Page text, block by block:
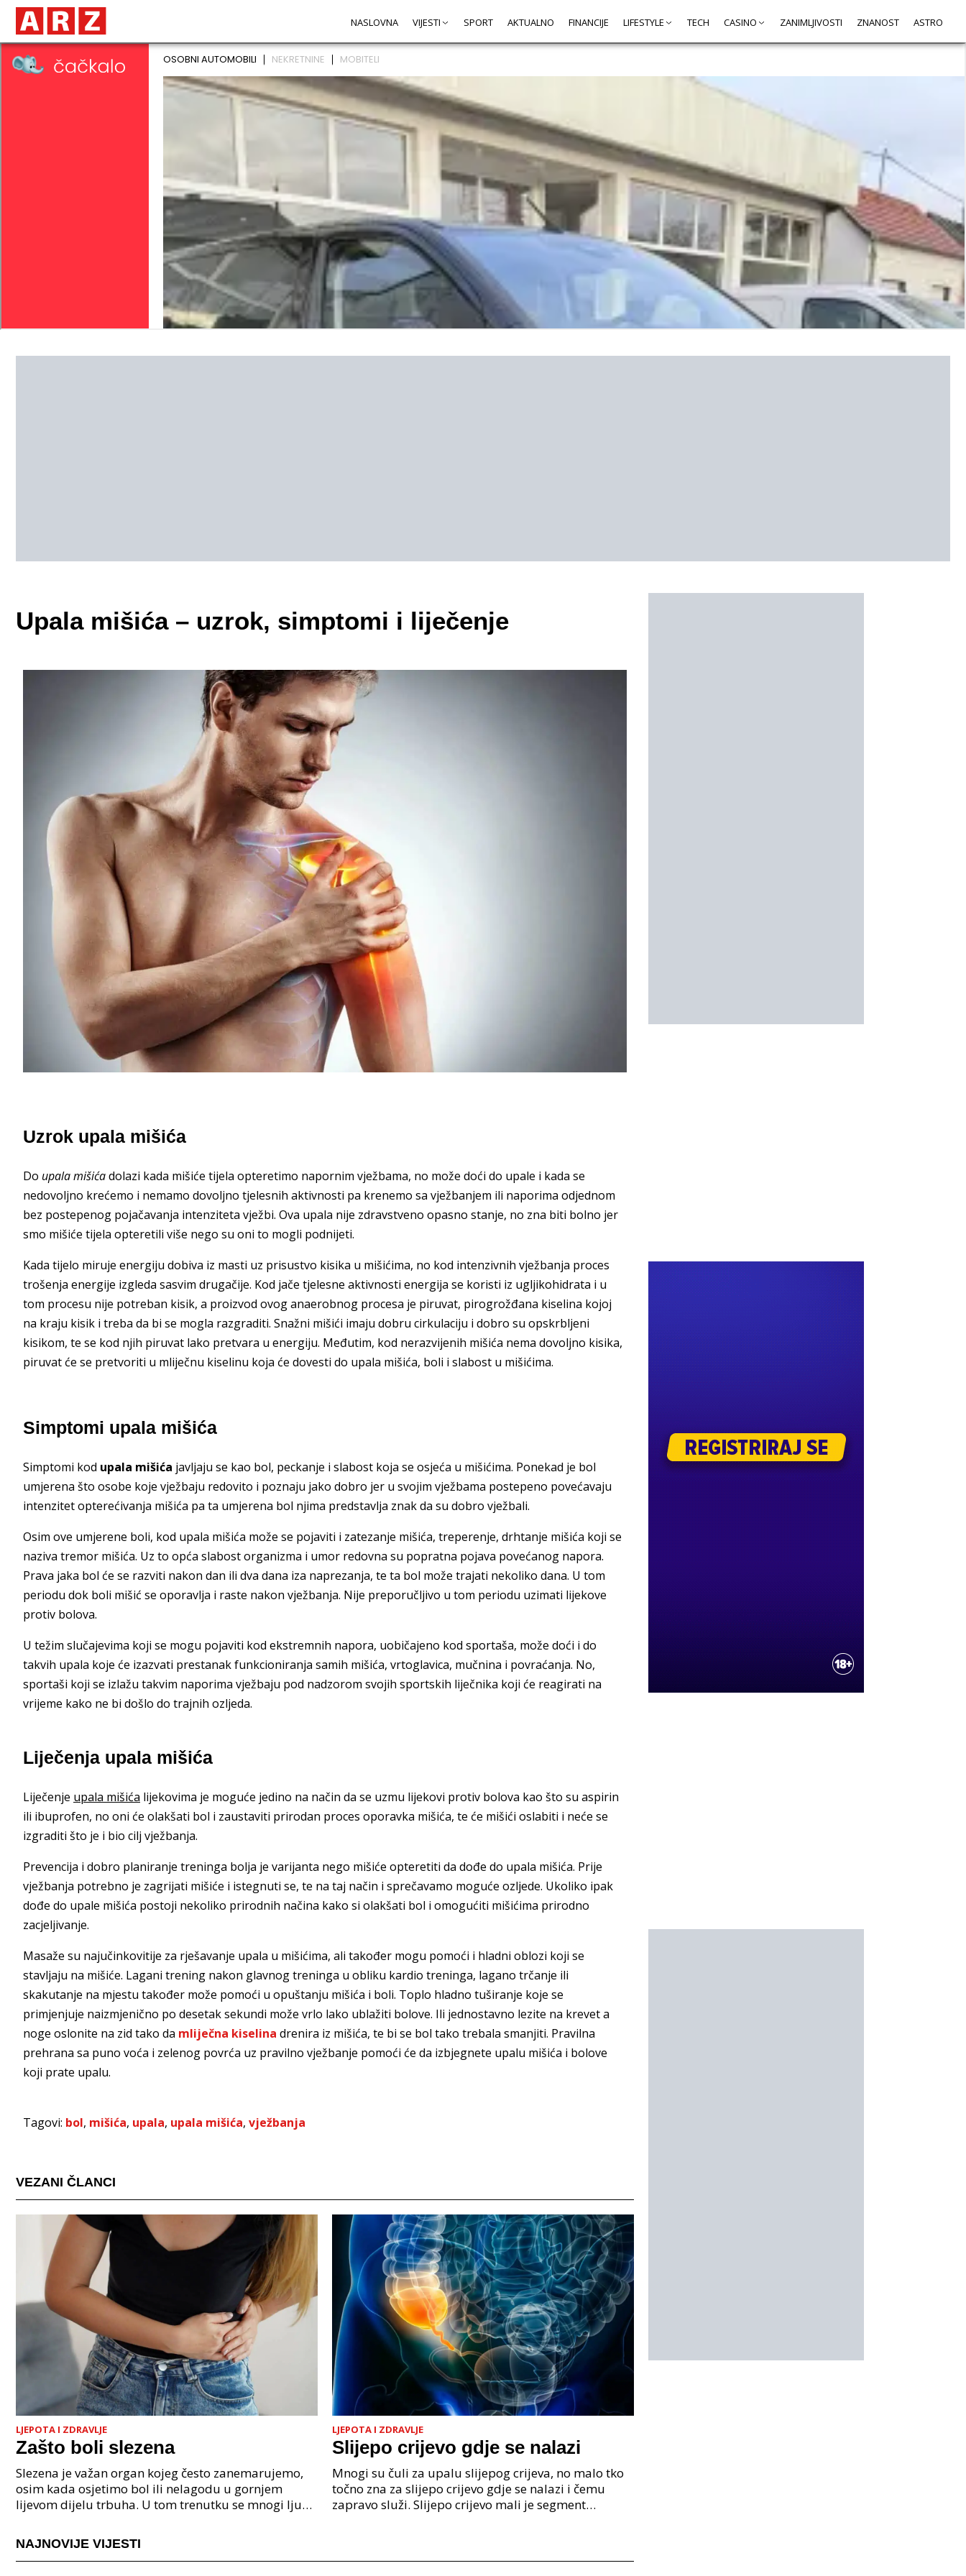
NASLOVNA VIJESTI SPORT AKTUALNO FINANCIJE LIFESTYLE TECH CASINO ZANIMLJIVOSTI ZNANOST ASTRO
Upala mišića – uzrok, simptomi i liječenje
Uzrok upala mišića
Do upala mišićadolazi kada mišiće tijela opteretimo napornim vježbama, no može doći do upale i kada se
nedovoljno krećemo i nemamo dovoljno tjelesnih aktivnosti pa krenemo sa vježbanjem ili naporima odjednom
bez postepenog pojačavanja intenziteta vježbi. Ova upala nije zdravstveno opasno stanje, no zna biti bolno jer
smo mišiće tijela opteretili više nego su oni to mogli podnijeti.
Kada tijelo miruje energiju dobiva iz masti uz prisustvo kisika u mišićima, no kod intenzivnih vježbanja proces
trošenja energije izgleda sasvim drugačije. Kod jače tjelesne aktivnosti energija se koristi iz ugljikohidrata i u
tom procesu nije potreban kisik, a proizvod ovog anaerobnog procesa je piruvat, pirogrožđana kiselina kojoj
na kraju kisik i treba da bi se mogla razgraditi. Snažni mišići imaju dobru cirkulaciju i dobro su opskrbljeni
kisikom, te se kod njih piruvat lako pretvara u energiju. Međutim, kod nerazvijenih mišića nema dovoljno kisika,
piruvat će se pretvoriti u mliječnu kiselinu koja će dovesti do upala mišića, boli i slabost u mišićima.
Simptomi upala mišića
Simptomi kod upala mišića javljaju se kao bol, peckanje i slabost koja se osjeća u mišićima. Ponekad je bol
umjerena što osobe koje vježbaju redovito i poznaju jako dobro jer u svojim vježbama postepeno povećavaju
intenzitet opterećivanja mišića pa ta umjerena bol njima predstavlja znak da su dobro vježbali.
Osim ove umjerene boli, kod upala mišića može se pojaviti i zatezanje mišića, treperenje, drhtanje mišića koji se
naziva tremor mišića. Uz to opća slabost organizma i umor redovna su popratna pojava povećanog napora.
Prava jaka bol će se razviti nakon dan ili dva dana iza naprezanja, te ta bol može trajati nekoliko dana. U tom
periodu dok boli mišić se oporavlja i raste nakon vježbanja. Nije preporučljivo u tom periodu uzimati lijekove
protiv bolova.
U težim slučajevima koji se mogu pojaviti kod ekstremnih napora, uobičajeno kod sportaša, može doći i do
takvih upala koje će izazvati prestanak funkcioniranja samih mišića, vrtoglavica, mučnina i povraćanja. No,
sportaši koji se izlažu takvim naporima vježbaju pod nadzorom svojih sportskih liječnika koji će reagirati na
vrijeme kako ne bi došlo do trajnih ozljeda.
Liječenja upala mišića
Liječenje upala mišića lijekovima je moguće jedino na način da se uzmu lijekovi protiv bolova kao što su aspirin
ili ibuprofen, no oni će olakšati bol i zaustaviti prirodan proces oporavka mišića, te će mišići oslabiti i neće se
izgraditi što je i bio cilj vježbanja.
Prevencija i dobro planiranje treninga bolja je varijanta nego mišiće opteretiti da dođe do upala mišića. Prije
vježbanja potrebno je zagrijati mišiće i istegnuti se, te na taj način i sprečavamo moguće ozljede. Ukoliko ipak
dođe do upale mišića postoji nekoliko prirodnih načina kako si olakšati bol i omogućiti mišićima prirodno
zacjeljivanje.
Masaže su najučinkovitije za rješavanje upala u mišićima, ali također mogu pomoći i hladni oblozi koji se
stavljaju na mišiće. Lagani trening nakon glavnog treninga u obliku kardio treninga, lagano trčanje ili
skakutanje na mjestu također može pomoći u opuštanju mišića i boli. Toplo hladno tuširanje koje se
primjenjuje naizmjenično po desetak sekundi može vrlo lako ublažiti bolove. Ili jednostavno lezite na krevet a
noge oslonite na zid tako da mliječna kiselina drenira iz mišića, te bi se bol tako trebala smanjiti. Pravilna
prehrana sa puno voća i zelenog povrća uz pravilno vježbanje pomoći će da izbjegnete upalu mišića i bolove
koji prate upalu.
Tagovi: bol, mišića, upala, upala mišića, vježbanja
VEZANI ČLANCI
LJEPOTA I ZDRAVLJE
Zašto boli slezena
Slezena je važan organ kojeg često zanemarujemo,
osim kada osjetimo bol ili nelagodu u gornjem
lijevom dijelu trbuha. U tom trenutku se mnogi ljudi
LJEPOTA I ZDRAVLJE
Slijepo crijevo gdje se nalazi
Mnogi su čuli za upalu slijepog crijeva, no malo tko
točno zna za slijepo crijevo gdje se nalazi i čemu
zapravo služi. Slijepo crijevo mali je segment
NAJNOVIJE VIJESTI